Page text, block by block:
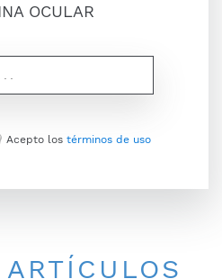
OCULAR
Acepto los términos de uso